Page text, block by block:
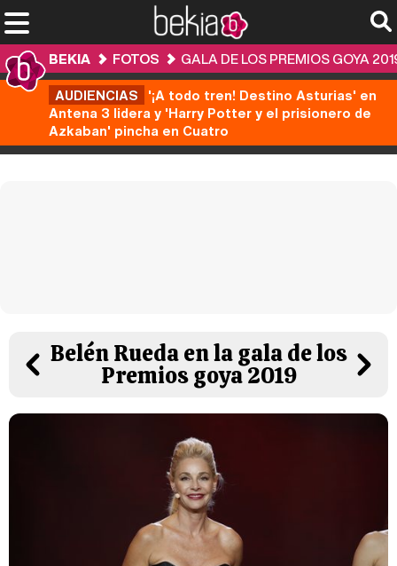
BEKIA FOTOS
GALA DE LOS PREMIOS GOYA
AUDIENCIAS '¡A todo tren! Destino Asturias' en
Antena 3 lidera y 'Harry Potter y el prisionero de
Azkaban' pincha en Cuatro
Belén Rueda en la gala de los
Premios goya 2019